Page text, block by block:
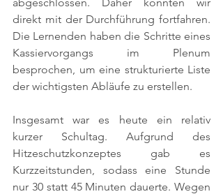
direkt mit der Durchführung fortfahren.
Die Lernenden haben die Schritte eines
Kassiervorgangs im Plenum
besprochen, um eine strukturierte Liste
der wichtigsten Abläufe zu erstellen.
Insgesamt war es heute ein relativ
kurzer Schultag. Aufgrund des
Hitzeschutzkonzeptes gab es
Kurzzeitstunden, sodass eine Stunde
nur 30 statt 45 Minuten dauerte. Wegen